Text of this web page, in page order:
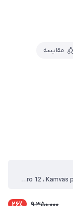
مقایسه
Kamvas 12 ، Kamvas 13 ، Kamvas 16 ، Kamvas Pro 13 ، Kamvas Pro 12 ، Kamvas pro 16 ، Kamvas Pro 19 ، سایر تبلتها و لپ تاپ های 12 تا 16 اینچ
26٪